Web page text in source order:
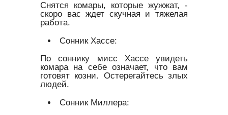
Снятся комары, которые жужжат, -
скоро вас ждет скучная и тяжелая
работа.
Сонник Хассе:
По соннику мисс Хассе увидеть
комара на себе означает, что вам
готовят козни. Остерегайтесь злых
людей.
Сонник Миллера: